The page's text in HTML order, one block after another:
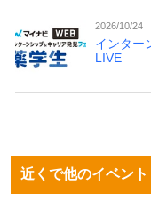
2026/10/24
インター
LIVE
近くで他のイベン